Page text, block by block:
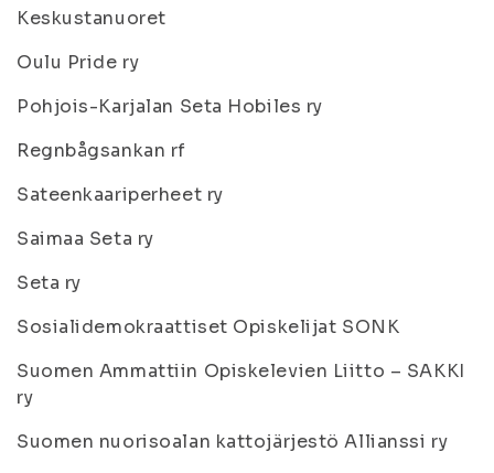
Keskustanuoret
Oulu Pride ry
Pohjois-Karjalan Seta Hobiles ry
Regnbågsankan rf
Sateenkaariperheet ry
Saimaa Seta ry
Seta ry
Sosialidemokraattiset Opiskelijat SONK
Suomen Ammattiin Opiskelevien Liitto – SAKKI
ry
Suomen nuorisoalan kattojärjestö Allianssi ry